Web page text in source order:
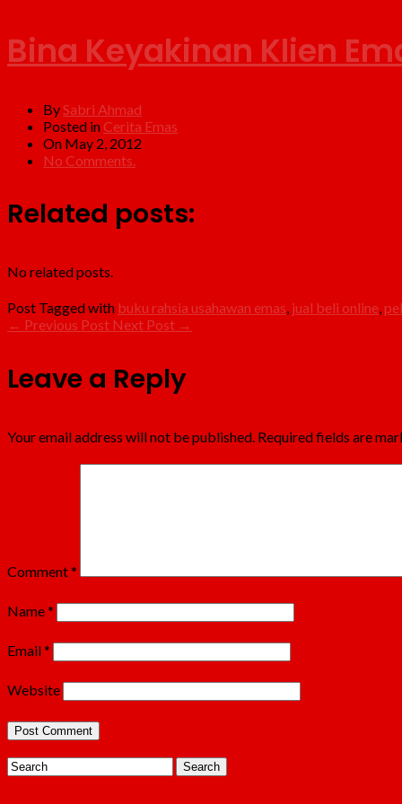
Bina Keyakinan Klien
BySabri Ahmad
Posted in Cerita Emas
On May 2, 2012
No Comments.
Related posts:
No related posts.
Post Tagged with buku rahsia usahawan emas, jual beli online,
← Previous Post Next Post →
Leave a Reply
Your email address will not be published. Required fields are
Comment*
Name*
Email*
Website